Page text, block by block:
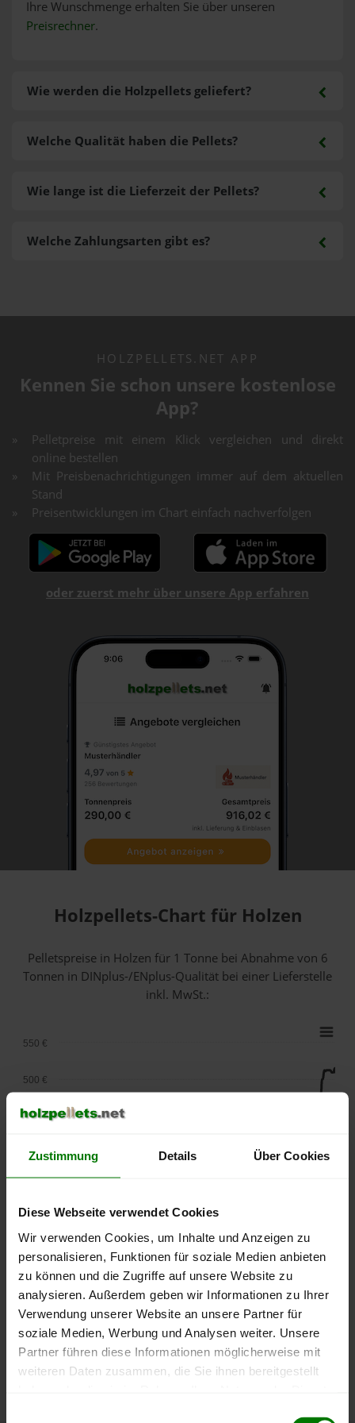
Zustimmung Details Über Cookies
Diese Webseite verwendet Cookies
Wir verwenden Cookies, um Inhalte und Anzeigen zu
personalisieren, Funktionen für soziale Medien anbieten
zu können und die Zugriffe auf unsere Website zu
analysieren. Außerdem geben wir Informationen zu Ihrer
Verwendung unserer Website an unsere Partner für
soziale Medien, Werbung und Analysen weiter. Unsere
Partner führen diese Informationen möglicherweise mit
weiteren Daten zusammen, die Sie ihnen bereitgestellt
Ihre Wunschmenge erhalten Sie über unseren
Preisrechner.
Wie werden die Holzpellets geliefert?
Welche Zahlungsarten gibt es?
Welche Qualität haben die Pellets?
Wie lange ist die Lieferzeit der Pellets?
HOLZPELLETS.NET APP
Kennen Sie schon unsere kostenlose
App?
Pelletpreise mit einem Klick vergleichen und direkt
online bestellen
Mit Preisbenachrichtigungen immer auf dem aktuellen
Stand
Preisentwicklungen im Chart einfach nachverfolgen
oder zuerst mehr über unsere App erfahren
Holzpellets-Chart für Holzen
Pelletspreise in Holzen für 1 Tonne bei Abnahmevon 6
Tonnen in DINplus-/ENplus-Qualität bei einer Lieferstelle
inkl. MwSt.:
lose Ware Sackware
September
Januar
Mai
250 €
400 €
450 €
500 €
550 €
Die aktuelle Preisentwicklung für Holzpellets in Deutschland
können Sie jederzeit auf unsererPelletspreise-Seite
nachvollziehen.